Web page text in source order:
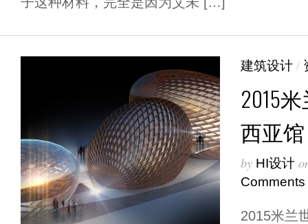
建筑设计 /
2015
西亚馆
by HI设计
Comments
2015米兰